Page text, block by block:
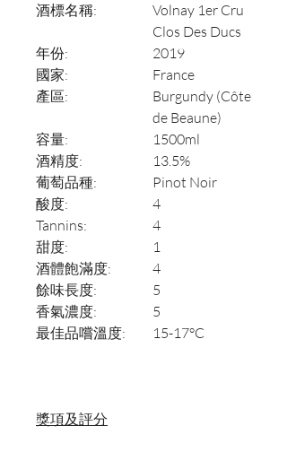
酒標名稱:
Volnay 1er Cru
Clos Des Ducs
年份:
2019
國家:
France
產區:
Burgundy (Côte
de Beaune)
容量:
1500ml
酒精度:
13.5%
葡萄品種:
Pinot Noir
酸度:
4
Tannins:
4
甜度:
1
酒體飽滿度:
4
餘味長度:
5
香氣濃度:
5
最佳品嚐溫度:
15-17°C
獎項及評分